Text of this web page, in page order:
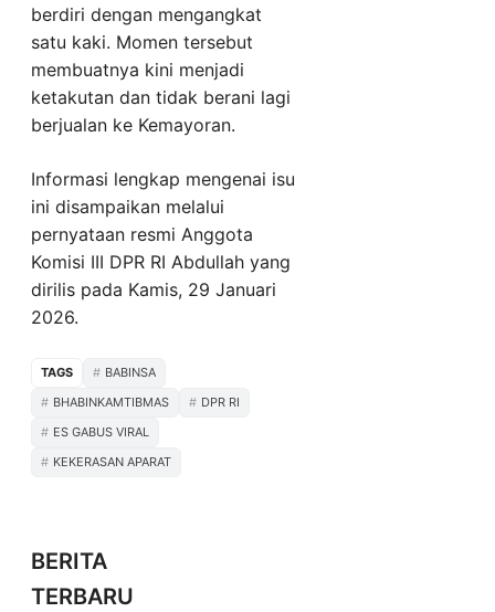
berdiri dengan mengangkat
satu kaki. Momen tersebut
membuatnya kini menjadi
ketakutan dan tidak berani lagi
berjualan ke Kemayoran.
Informasi lengkap mengenai isu
ini disampaikan melalui
pernyataan resmi Anggota
Komisi III DPR RI Abdullah yang
dirilis pada Kamis, 29 Januari
2026.
TAGS
BABINSA
BHABINKAMTIBMAS
DPR RI
ES GABUS VIRAL
KEKERASAN APARAT
BERITA
TERBARU